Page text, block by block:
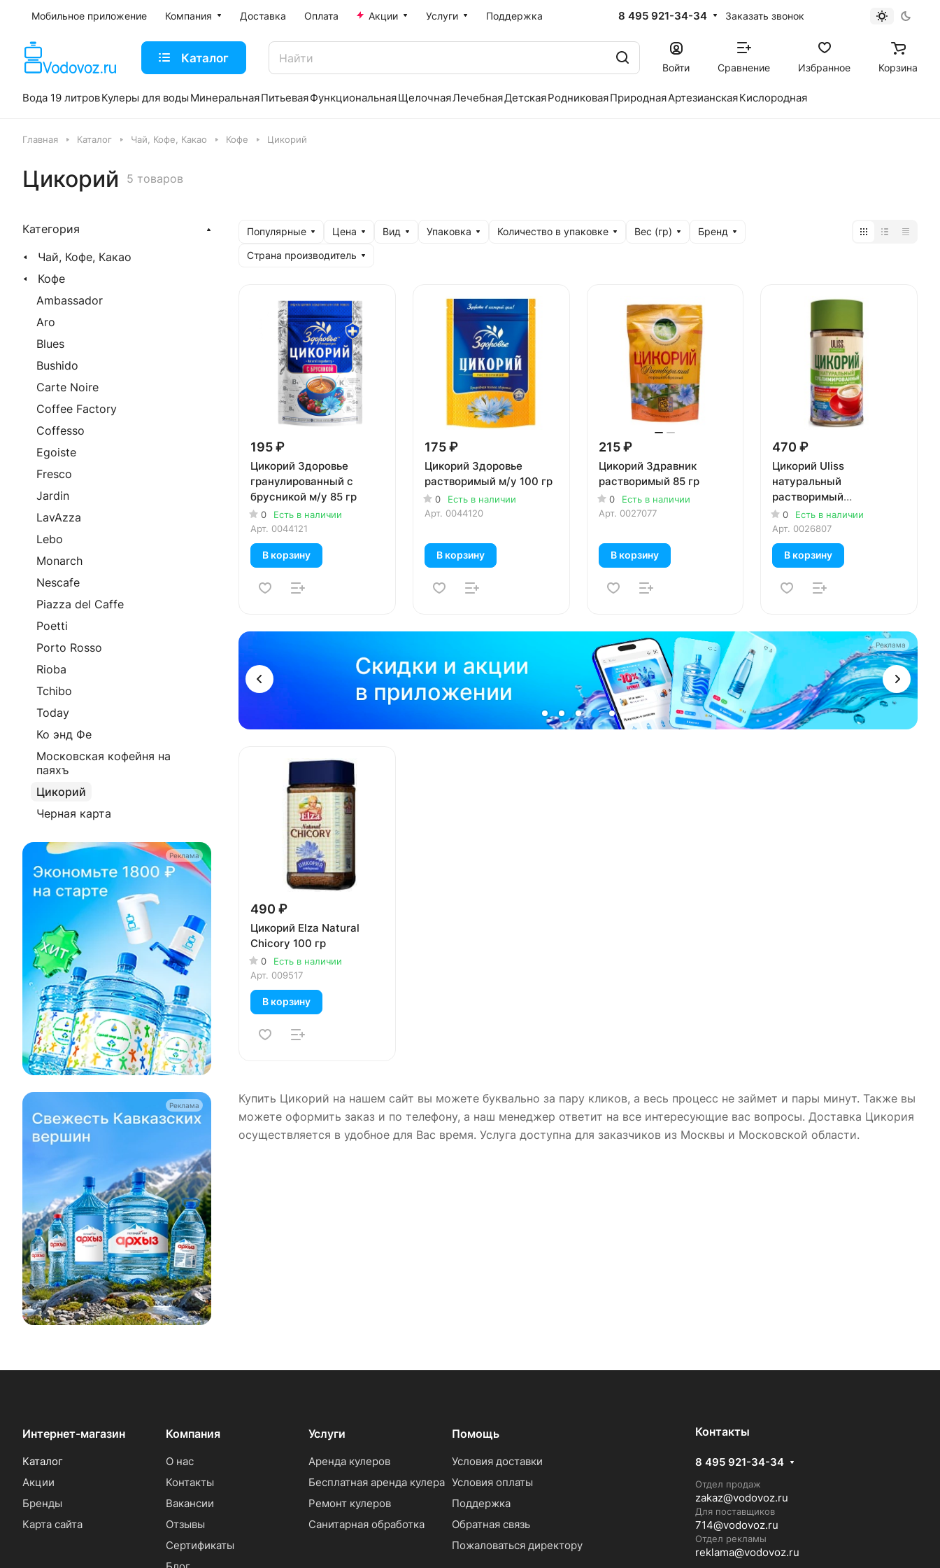
Мобильное приложение Компания Доставка Оплата Акции Услуги Поддержка 8 495 921-34-34 Заказать звонок
Каталог
Войти Сравнение Избранное Корзина
Вода 19 литровКулеры для воды МинеральнаяПитьеваяФункциональнаяЩелочнаяЛечебнаяДетскаяРодниковаяПрироднаяАртезианскаяКислородная
Главная Каталог Чай, Кофе, Какао Кофе Цикорий
Цикорий 5 товаров
Популярные Цена Вид Упаковка Количество в упаковке Вес (гр)
Бренд
Страна производитель
195 ₽
Цикорий Здоровье
гранулированный с
брусникой м/у 85 гр
0
Есть в наличии
Арт. 0044121
В корзину
Реклама
175 ₽
Цикорий Здоровье
растворимый м/у 100 гр
0
Есть в наличии
Арт. 0044120
В корзину
215 ₽
Цикорий Здравник
растворимый 85 гр
0
Есть в наличии
Арт. 0027077
В корзину
470 ₽
Цикорий Uliss
натуральный
растворимый
сублимированный 85г
0
Есть в наличии
Арт. 0026807
В корзину
490 ₽
Цикорий Elza Natural
Chicory 100 гр
0
Есть в наличии
Арт. 009517
В корзину
Купить Цикорий на нашем сайт вы можете буквально за пару кликов, а весь процесс не займет и пары минут. Также вы
можете оформить заказ и по телефону, а наш менеджер ответит на все интересующие вас вопросы. Доставка Цикория
осуществляется в удобное для Вас время. Услуга доступна для заказчиков из Москвы и Московской области.
Категория
Чай, Кофе, Какао
Кофе
Ambassador
Aro
Blues
Bushido
Carte Noire
Coffee Factory
Coffesso
Egoiste
Fresco
Jardin
LavAzza
Lebo
Monarch
Nescafe
Piazza del Caffe
Poetti
Porto Rosso
Rioba
Tchibo
Today
Ко энд Фе
Московская кофейня на
паяхъ
Цикорий
Черная карта
Реклама
Реклама
Интернет-магазин
Каталог
Акции
Бренды
Карта сайта
Компания
О нас
Контакты
Вакансии
Отзывы
Сертификаты
Услуги
Аренда кулеров
Бесплатная аренда кулера
Ремонт кулеров
Санитарная обработка
Помощь
Условия доставки
Условия оплаты
Поддержка
Обратная связь
Пожаловаться директору
Контакты
8 495 921-34-34
Отдел продаж
zakaz@vodovoz.ru
Для поставщиков
714@vodovoz.ru
Отдел рекламы
reklama@vodovoz.ru